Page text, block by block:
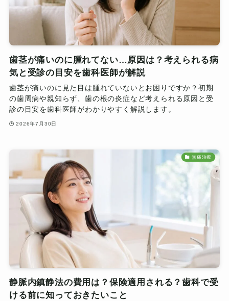
歯茎が痛いのに腫れてない…原因は？考えられる病
気と受診の目安を歯科医師が解説
歯茎が痛いのに見た目は腫れていないとお困りですか？初期
の歯周病や親知らず、歯の根の炎症など考えられる原因と受
診の目安を歯科医師がわかりやすく解説します。
2026年7月30日
無痛治療
静脈内鎮静法の費用は？保険適用される？歯科で受
ける前に知っておきたいこと